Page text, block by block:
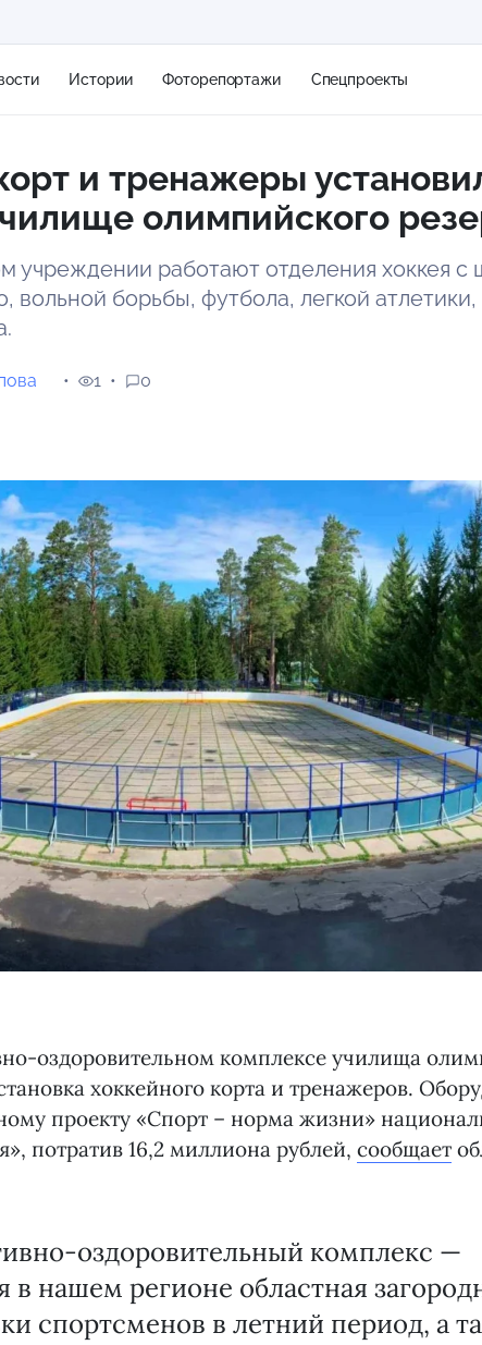
Истории Фоторепортажи Спецпроекты
+20°
и тренажеры
олимпийского
учреждении работают отделения хоккея с
вольной борьбы, футбола, легкой атлетики,
1 0
оздоровительном комплексе училища
хоккейного корта и тренажеров.
проекту «Спорт – норма жизни»
потратив 16,2 миллиона рублей, сообщает
оздоровительный комплекс —
в нашем регионе областная
спортсменов в летний период, а